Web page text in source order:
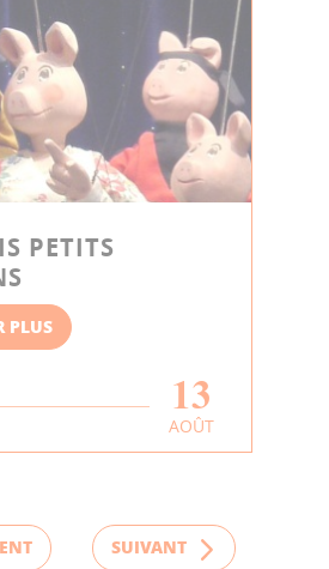
PETITS
PLUS
13
AOÛT
SUIVANT